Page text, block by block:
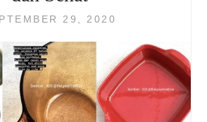
29, 2020